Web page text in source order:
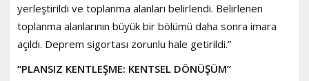
yerleştirildi ve toplanma alanları belirlendi. Belirlenen
toplanma alanlarının büyük bir bölümü daha sonra imara
açıldı. Deprem sigortası zorunlu hale getirildi.”
“PLANSIZ KENTLEŞME: KENTSEL DÖNÜŞÜM”